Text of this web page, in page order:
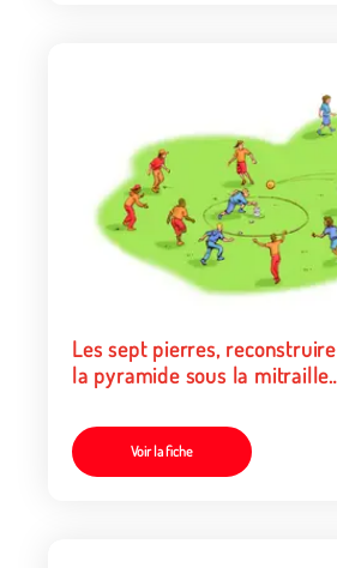
Les sept pierres, reconstruire
la pyramide sous la mitraille
Voir la fiche